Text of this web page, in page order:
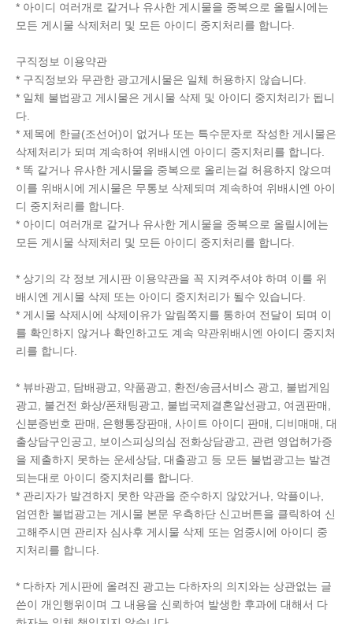
* 아이디 여러개로 같거나 유사한 게시물을 중복으로 올릴시에는
모든 게시물 삭제처리 및 모든 아이디 중지처리를 합니다.
구직정보 이용약관
* 구직정보와 무관한 광고게시물은 일체 허용하지 않습니다.
* 일체 불법광고 게시물은 게시물 삭제 및 아이디 중지처리가 됩니
다.
* 제목에 한글(조선어)이 없거나 또는 특수문자로 작성한 게시물은
삭제처리가 되며 계속하여 위배시엔 아이디 중지처리를 합니다.
* 똑 같거나 유사한 게시물을 중복으로 올리는걸 허용하지 않으며
이를 위배시에 게시물은 무통보 삭제되며 계속하여 위배시엔 아이
디 중지처리를 합니다.
* 아이디 여러개로 같거나 유사한 게시물을 중복으로 올릴시에는
모든 게시물 삭제처리 및 모든 아이디 중지처리를 합니다.
* 상기의 각 정보 게시판 이용약관을 꼭 지켜주셔야 하며 이를 위
배시엔 게시물 삭제 또는 아이디 중지처리가 될수 있습니다.
* 게시물 삭제시에 삭제이유가 알림쪽지를 통하여 전달이 되며 이
를 확인하지 않거나 확인하고도 계속 약관위배시엔 아이디 중지처
리를 합니다.
* 뷰바광고, 담배광고, 약품광고, 환전/송금서비스 광고, 불법게임
광고, 불건전 화상/폰채팅광고, 불법국제결혼알선광고, 여권판매,
신분증번호 판매, 은행통장판매, 사이트 아이디 판매, 디비매매, 대
출상담구인공고, 보이스피싱의심 전화상담광고, 관련 영업허가증
을 제출하지 못하는 운세상담, 대출광고 등 모든 불법광고는 발견
되는대로 아이디 중지처리를 합니다.
* 관리자가 발견하지 못한 약관을 준수하지 않았거나, 악플이나,
엄연한 불법광고는 게시물 본문 우측하단 신고버튼을 클릭하여 신
고해주시면 관리자 심사후 게시물 삭제 또는 엄중시에 아이디 중
지처리를 합니다.
* 다하자 게시판에 올려진 광고는 다하자의 의지와는 상관없는 글
쓴이 개인행위이며 그 내용을 신뢰하여 발생한 후과에 대해서 다